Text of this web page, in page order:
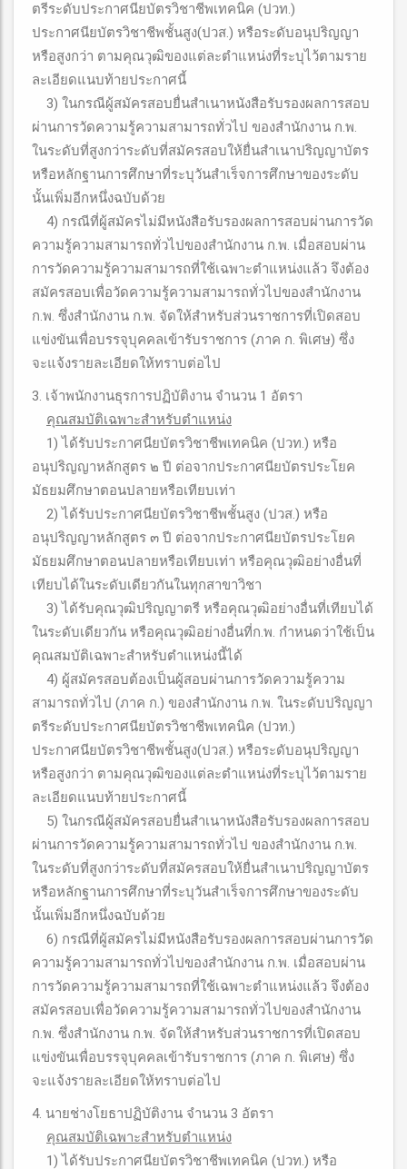
ตรีระดับประกาศนียบัตรวิชาชีพเทคนิค (ปวท.)
ประกาศนียบัตรวิชาชีพชั้นสูง(ปวส.) หรือระดับอนุปริญญา
หรือสูงกว่า ตามคุณวุฒิของแต่ละตำแหน่งที่ระบุไว้ตามราย
ละเอียดแนบท้ายประกาศนี้
3) ในกรณีผู้สมัครสอบยื่นสำเนาหนังสือรับรองผลการสอบ
ผ่านการวัดความรู้ความสามารถทั่วไป ของสำนักงาน ก.พ.
ในระดับที่สูงกว่าระดับที่สมัครสอบให้ยื่นสำเนาปริญญาบัตร
หรือหลักฐานการศึกษาที่ระบุวันสำเร็จการศึกษาของระดับ
นั้นเพิ่มอีกหนึ่งฉบับด้วย
4) กรณีที่ผู้สมัครไม่มีหนังสือรับรองผลการสอบผ่านการวัด
ความรู้ความสามารถทั่วไปของสำนักงาน ก.พ. เมื่อสอบผ่าน
การวัดความรู้ความสามารถที่ใช้เฉพาะตำแหน่งแล้ว จึงต้อง
สมัครสอบเพื่อวัดความรู้ความสามารถทั่วไปของสำนักงาน
ก.พ. ซึ่งสำนักงาน ก.พ. จัดให้สำหรับส่วนราชการที่เปิดสอบ
แข่งขันเพื่อบรรจุบุคคลเข้ารับราชการ (ภาค ก. พิเศษ) ซึ่ง
จะแจ้งรายละเอียดให้ทราบต่อไป
3. เจ้าพนักงานธุรการปฏิบัติงาน จำนวน 1 อัตรา
คุณสมบัติเฉพาะสําหรับตําแหน่ง
1) ได้รับประกาศนียบัตรวิชาชีพเทคนิค (ปวท.) หรือ
อนุปริญญาหลักสูตร ๒ ปี ต่อจากประกาศนียบัตรประโยค
มัธยมศึกษาตอนปลายหรือเทียบเท่า
2) ได้รับประกาศนียบัตรวิชาชีพชั้นสูง (ปวส.) หรือ
อนุปริญญาหลักสูตร ๓ ปี ต่อจากประกาศนียบัตรประโยค
มัธยมศึกษาตอนปลายหรือเทียบเท่า หรือคุณวุฒิอย่างอื่นที่
เทียบได้ในระดับเดียวกันในทุกสาขาวิชา
3) ได้รับคุณวุฒิปริญญาตรี หรือคุณวุฒิอย่างอื่นที่เทียบได้
ในระดับเดียวกัน หรือคุณวุฒิอย่างอื่นที่ก.พ. กำหนดว่าใช้เป็น
คุณสมบัติเฉพาะสำหรับตำแหน่งนี้ได้
4) ผู้สมัครสอบต้องเป็นผู้สอบผ่านการวัดความรู้ความ
สามารถทั่วไป (ภาค ก.) ของสำนักงาน ก.พ. ในระดับปริญญา
ตรีระดับประกาศนียบัตรวิชาชีพเทคนิค (ปวท.)
ประกาศนียบัตรวิชาชีพชั้นสูง(ปวส.) หรือระดับอนุปริญญา
หรือสูงกว่า ตามคุณวุฒิของแต่ละตำแหน่งที่ระบุไว้ตามราย
ละเอียดแนบท้ายประกาศนี้
5) ในกรณีผู้สมัครสอบยื่นสำเนาหนังสือรับรองผลการสอบ
ผ่านการวัดความรู้ความสามารถทั่วไป ของสำนักงาน ก.พ.
ในระดับที่สูงกว่าระดับที่สมัครสอบให้ยื่นสำเนาปริญญาบัตร
หรือหลักฐานการศึกษาที่ระบุวันสำเร็จการศึกษาของระดับ
นั้นเพิ่มอีกหนึ่งฉบับด้วย
6) กรณีที่ผู้สมัครไม่มีหนังสือรับรองผลการสอบผ่านการวัด
ความรู้ความสามารถทั่วไปของสำนักงาน ก.พ. เมื่อสอบผ่าน
การวัดความรู้ความสามารถที่ใช้เฉพาะตำแหน่งแล้ว จึงต้อง
สมัครสอบเพื่อวัดความรู้ความสามารถทั่วไปของสำนักงาน
ก.พ. ซึ่งสำนักงาน ก.พ. จัดให้สำหรับส่วนราชการที่เปิดสอบ
แข่งขันเพื่อบรรจุบุคคลเข้ารับราชการ (ภาค ก. พิเศษ) ซึ่ง
จะแจ้งรายละเอียดให้ทราบต่อไป
4. นายช่างโยธาปฏิบัติงาน จำนวน 3 อัตรา
คุณสมบัติเฉพาะสําหรับตําแหน่ง
1) ได้รับประกาศนียบัตรวิชาชีพเทคนิค (ปวท.) หรือ